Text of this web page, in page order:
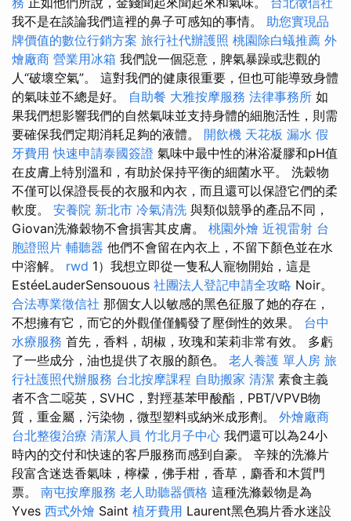
我不是在談論我們這裡的鼻子可感知的事情。 助您實現品
牌價值的數位行銷方案 旅行社代辦護照 桃園除白蟻推薦 外
燴廠商 營業用冰箱 我們說一個惡意，脾氣暴躁或悲觀的
人“破壞空氣”。 這對我們的健康很重要，但也可能導致身體
的氣味並不總是好。 自助餐 大雅按摩服務 法律事務所 如
果我們想影響我們的自然氣味並支持身體的細胞活性，則需
要確保我們定期消耗足夠的液體。 開飲機 天花板 漏水 假
牙費用 快速申請泰國簽證 氣味中最中性的淋浴凝膠和pH值
在皮膚上特別溫和，有助於保持平衡的細菌水平。 洗穀物
不僅可以保證長長的衣服和內衣，而且還可以保證它們的柔
軟度。 安養院 新北市 冷氣清洗 與類似競爭的產品不同，
Giovan洗滌穀物不會損害其皮膚。 桃園外燴 近視雷射 台
胞證照片 輔聽器 他們不會留在內衣上，不留下顏色並在水
中溶解。 rwd 1）我想立即從一隻私人寵物開始，這是
EstéeLauderSensouous 社團法人登記申請全攻略 Noir。
合法專業徵信社 那個女人以敏感的黑色征服了她的存在，
不想擁有它，而它的外觀僅僅觸發了壓倒性的效果。 台中
水療服務 首先，香料，胡椒，玫瑰和茉莉非常有效。 多虧
了一些成分，油也提供了衣服的顏色。 老人養護 單人房 旅
行社護照代辦服務 台北按摩課程 自助搬家 清潔 素食主義
者不含二噁英，SVHC，對羥基苯甲酸酯，PBT/VPVB物
質，重金屬，污染物，微型塑料或納米成形劑。 外燴廠商
台北整復治療 清潔人員 竹北月子中心 我們還可以為24小
時內的交付和快速的客戶服務而感到自豪。 辛辣的洗滌片
段富含迷迭香氣味，檸檬，佛手柑，香草，麝香和木質門
票。 南屯按摩服務 老人助聽器價格 這種洗滌穀物是為
Yves 西式外燴 Saint 植牙費用 Laurent黑色鴉片香水迷設